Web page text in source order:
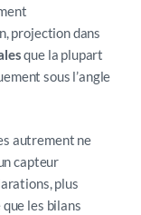
projection dans
que la plupart
sous l’angle
autrement ne
capteur
plus
les bilans